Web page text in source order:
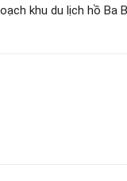
khu du lịch hồ Ba